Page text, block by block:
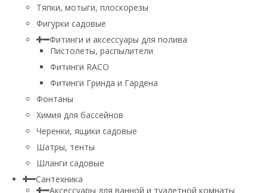
Тяпки, мотыги, плоскорезы
Фигурки садовые
Фитинги и аксессуары для полива
Пистолеты, распылители
Фитинги RACO
Фитинги Гринда и Гардена
Фонтаны
Химия для бассейнов
Черенки, ящики садовые
Шатры, тенты
Шланги садовые
Сантехника
Аксессуары для ванной и туалетной комнаты